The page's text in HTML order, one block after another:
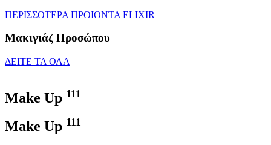
ΠΕΡΙΣΣΟΤΕΡΑ ΠΡΟΙΟΝΤΑ ELIXIR
Μακιγιάζ Προσώπου
ΔΕΙΤΕ ΤΑ ΟΛΑ
Make Up 111
Make Up 111